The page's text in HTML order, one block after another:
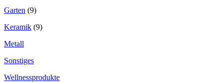
Garten (9)
Keramik (9)
Metall
Sonstiges
Wellnessprodukte